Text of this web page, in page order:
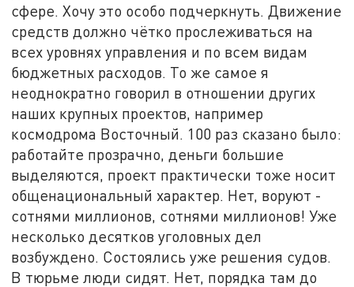
сфере. Хочу это особо подчеркнуть. Движение
средств должно чётко прослеживаться на
всех уровнях управления и по всем видам
бюджетных расходов. То же самое я
неоднократно говорил в отношении других
наших крупных проектов, например
космодрома Восточный. 100 раз сказано было:
работайте прозрачно, деньги большие
выделяются, проект практически тоже носит
общенациональный характер. Нет, воруют -
сотнями миллионов, сотнями миллионов! Уже
несколько десятков уголовных дел
возбуждено. Состоялись уже решения судов.
В тюрьме люди сидят. Нет, порядка там до